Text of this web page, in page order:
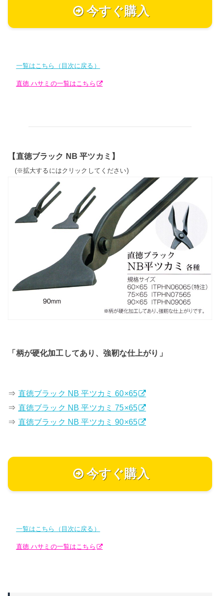
今すぐ購入
一覧はこちら（目次に戻る）
直徳 ハサミの一覧はこちら
【直徳ブラック NB 平ツカミ】
(※拡大するにはクリックしてください)
「柄が硬化加工してあり、強靭な仕上がり」
⇒ 直徳ブラック NB 平ツカミ 60×65
⇒ 直徳ブラック NB 平ツカミ 75×65
⇒ 直徳ブラック NB 平ツカミ 90×65
今すぐ購入
一覧はこちら（目次に戻る）
直徳 ハサミの一覧はこちら